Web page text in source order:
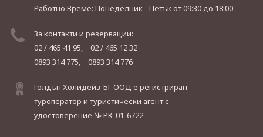
Работно Време: Понеделник - Петъкот 09:30 до 18:00
За контакти и резервации:
02 / 465 41 95,
02 / 465 12 32
0893 314 775,
0893 314 776
Голдън Холидейз-БГ ООД е регистриран
туроператор и туристически агент с
удостоверение № РК-01-6722